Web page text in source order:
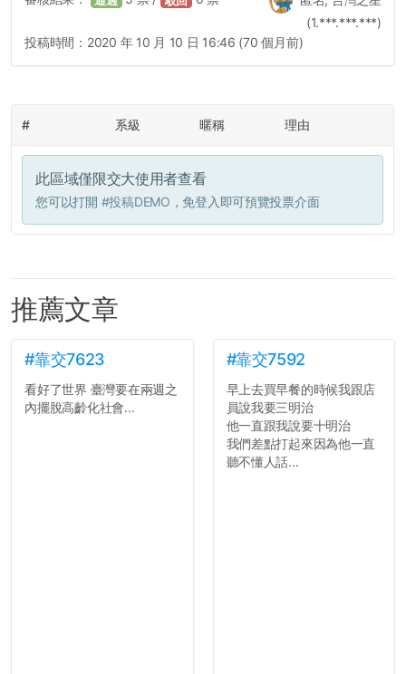
(1.***.***.***)
投稿時間： 2020 年 10 月 10 日 16:46 (70 個月前)
# 系級 暱稱 理由
此區域僅限交大使用者查看
您可以打開 #投稿DEMO ，免登入即可預覽投票介面
推薦文章
#靠交7623
看好了世界 臺灣要在兩週之
內擺脫高齡化社會...
#靠交7592
早上去買早餐的時候我跟店
員說我要三明治
他一直跟我說要十明治
我們差點打起來因為他一直
聽不懂人話...